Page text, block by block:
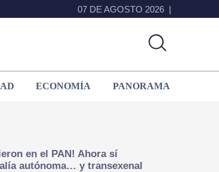
07 DE AGOSTO 2026
ECONOMÍA PANORAMA
en el PAN! Ahora sí
autónoma… y transexenal